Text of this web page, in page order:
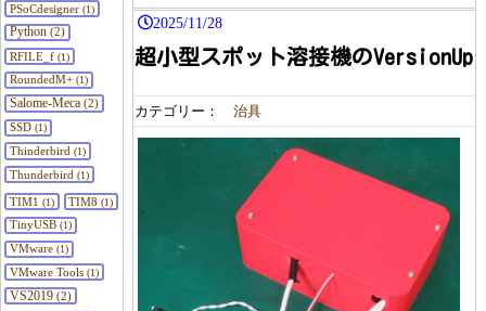
PSoCdesigner(1)
Python (2)
RFILE_f(1)
RoundedM+(1)
Salome-Meca (2)
SSD(1)
Thinderbird (1)
Thunderbird (1)
TIM1 (1) TIM8 (1)
TinyUSB(1)
VMware(1)
VMware Tools(1)
VS2019 (2)
2025/11/28
超小型スポット溶接機のVersionUp
カテゴリー： 治具